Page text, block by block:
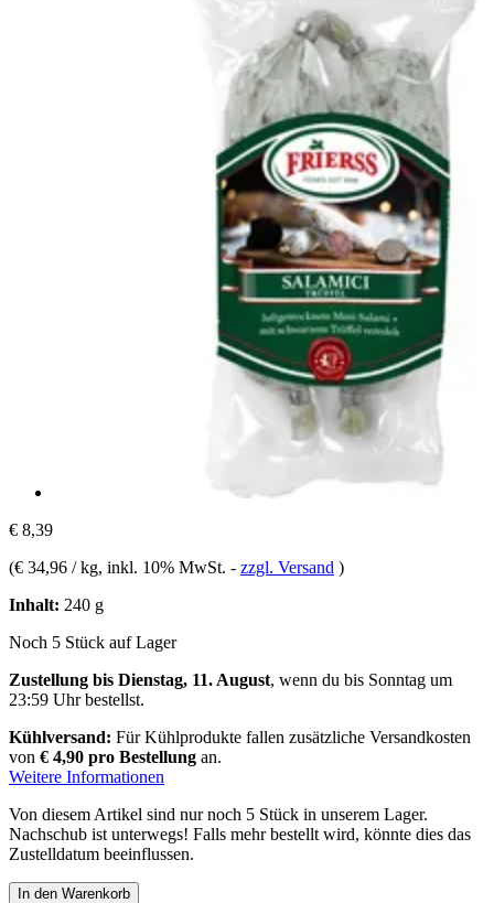
€ 8,39
(€ 34,96 / kg, inkl. 10% MwSt. - zzgl. Versand )
Inhalt: 240 g
Noch 5 Stück auf Lager
Zustellung bis Dienstag, 11. August, wenn du bis Sonntag um
23:59 Uhrbestellst.
Kühlversand: Für Kühlprodukte fallen zusätzliche Versandkosten
von € 4,90 pro Bestellung an.
Weitere Informationen
Von diesem Artikel sind nur noch 5 Stück in unserem Lager.
Nachschub ist unterwegs! Falls mehr bestellt wird, könnte dies das
Zustelldatum beeinflussen.
In den Warenkorb